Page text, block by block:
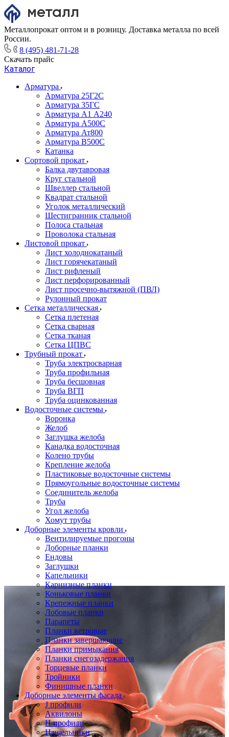
Металлопрокат оптом и в розницу. Доставка металла по всей
России.
8 (495) 481-71-28
Скачать прайс
Каталог
Арматура
Арматура 25Г2С
Арматура 35ГС
Арматура А1 А240
Арматура А500С
Арматура Ат800
Арматура В500С
Катанка
Сортовой прокат
Балка двутавровая
Круг стальной
Швеллер стальной
Квадрат стальной
Уголок металлический
Шестигранник стальной
Полоса стальная
Проволока стальная
Листовой прокат
Лист холоднокатаный
Лист горячекатаный
Лист рифленый
Лист перфорированный
Лист просечно-вытяжной (ПВЛ)
Рулонный прокат
Сетка металлическая
Сетка плетеная
Сетка сварная
Сетка тканая
Сетка ЦПВС
Трубный прокат
Труба электросварная
Труба профильная
Труба бесшовная
Труба ВГП
Труба оцинкованная
Водосточные системы
Воронка
Желоб
Заглушка желоба
Канадка водосточная
Колено трубы
Крепление желоба
Пластиковые водосточные системы
Прямоугольные водосточные системы
Соединитель желоба
Труба
Угол желоба
Хомут трубы
Доборные элементы кровли
Вентилируемые прогоны
Доборные планки
Ендовы
Заглушки
Капельники
Карнизные планки
Коньковые планки
Крепежные планки
Лобовые планки
Парапеты
Планки ветровые
Планки завершающие
Планки примыкания
Планки снегозадержания
Торцевые планки
Тройники
Финишные планки
Доборные элементы фасада
J профили
Аквилоны
Н профили
Нащельники